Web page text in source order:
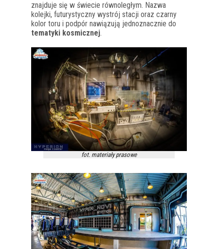
znajduje się w świecie równoległym. Nazwa
kolejki, futurystyczny wystrój stacji oraz czarny
kolor toru i podpór nawiązują jednoznacznie do
tematyki kosmicznej.
fot. materiały prasowe